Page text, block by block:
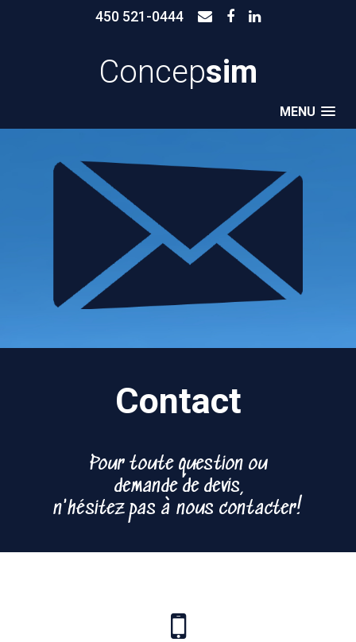
Concepsim
450 521-0444
MENU
Contact
Pour toute question ou
demande de devis,
n'hésitez pas à nous contacter!